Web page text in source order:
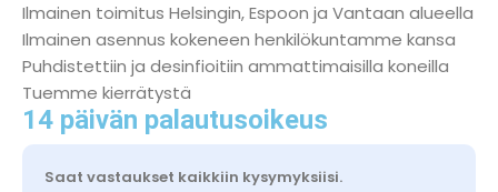
Ilmainen toimitus Helsingin, Espoon ja Vantaan alueella
Ilmainen asennus kokeneen henkilökuntamme kansa
Puhdistettiin ja desinfioitiin ammattimaisilla koneilla
Tuemme kierrätystä
14 päivän palautusoikeus
Saat vastaukset kaikkiin kysymyksiisi.